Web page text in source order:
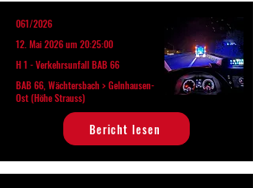
061/2026
12. Mai 2026 um 20:25:00
H 1 - Verkehrsunfall BAB 66
BAB 66, Wächtersbach > Gelnhausen-
Ost (Höhe Strauss)
Bericht lesen